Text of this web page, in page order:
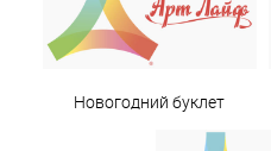
Новогодний буклет